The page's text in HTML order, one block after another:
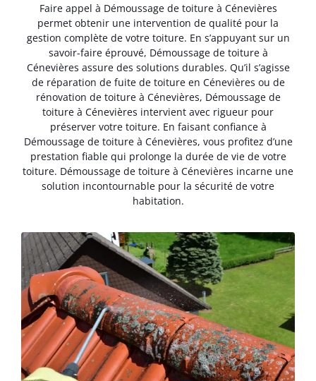
Faire appel à Démoussage de toiture à Cénevières
permet obtenir une intervention de qualité pour la
gestion complète de votre toiture. En s’appuyant sur un
savoir-faire éprouvé, Démoussage de toiture à
Cénevières assure des solutions durables. Qu’il s’agisse
de réparation de fuite de toiture en Cénevières ou de
rénovation de toiture à Cénevières, Démoussage de
toiture à Cénevières intervient avec rigueur pour
préserver votre toiture. En faisant confiance à
Démoussage de toiture à Cénevières, vous profitez d’une
prestation fiable qui prolonge la durée de vie de votre
toiture. Démoussage de toiture à Cénevières incarne une
solution incontournable pour la sécurité de votre
habitation.